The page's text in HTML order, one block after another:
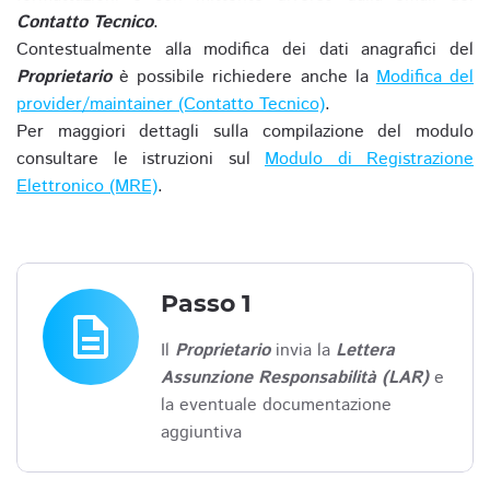
Contatto Tecnico.
Contestualmente alla modifica dei dati anagrafici del
Proprietarioè possibile richiedere anche laModifica del
provider/maintainer (Contatto Tecnico).
Per maggiori dettagli sulla compilazione del modulo
consultare le istruzioni sul Modulo di Registrazione
Elettronico (MRE).
description
Passo 1
Il Proprietarioinvia la Lettera
Assunzione Responsabilità (LAR)e
la eventuale documentazione
aggiuntiva